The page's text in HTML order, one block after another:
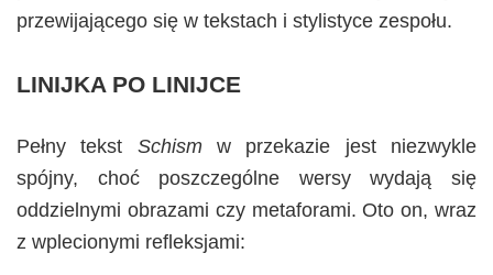
przewijającego się w tekstach i stylistyce zespołu.
LINIJKA PO LINIJCE
Pełny tekst Schismw przekazie jest niezwykle
spójny, choć poszczególne wersy wydają się
oddzielnymi obrazami czy metaforami. Oto on, wraz
z wplecionymi refleksjami: